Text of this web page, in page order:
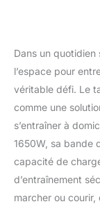
Dans un
l’espace pour
véritable défi. Le
comme une
s’entraîner à
1650W, sa bande
capacité de
d’entraînement
marcher ou